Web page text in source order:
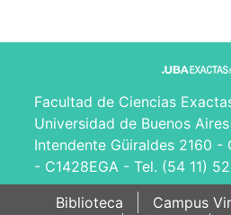
Facultad de Ciencias
Universidad de Buenos
Intendente Güiraldes 2160 -
- C1428EGA - Tel. (54 11)
Biblioteca
Campus